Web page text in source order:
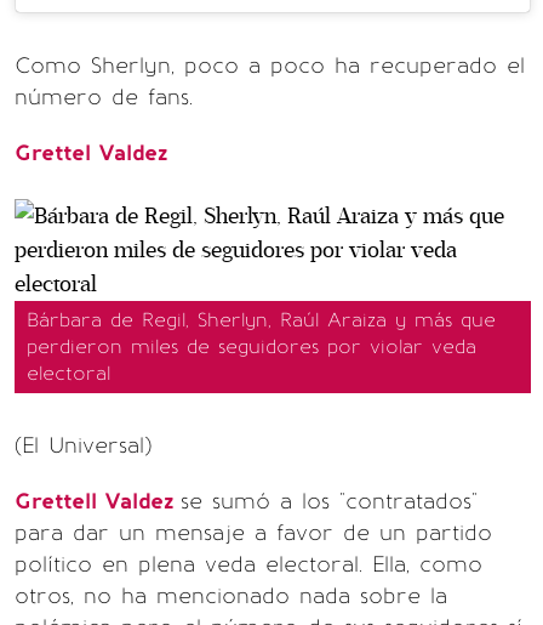
Como Sherlyn, poco a poco ha recuperado el
número de fans.
Grettel Valdez
Bárbara de Regil, Sherlyn, Raúl Araiza y más que
perdieron miles de seguidores por violar veda
electoral
(El Universal)
Grettell Valdez se sumó a los "contratados"
para dar un mensaje a favor de un partido
político en plena veda electoral. Ella, como
otros, no ha mencionado nada sobre la